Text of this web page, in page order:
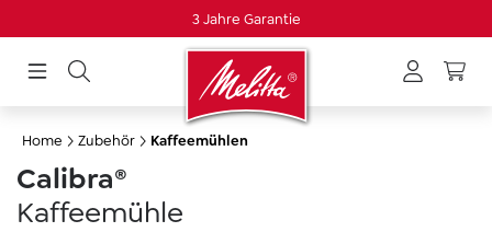
3 Jahre Garantie
Home Zubehör Kaffeemühlen
Calibra®
Kaffeemühle